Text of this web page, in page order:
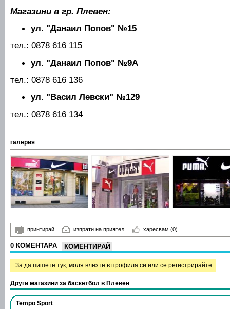
Магазини в гр. Плевен:
ул. "Данаил Попов" №15
тел.: 0878 616 115
ул. "Данаил Попов" №9А
тел.: 0878 616 136
ул. "Васил Левски" №129
тел.: 0878 616 134
галерия
принтирай изпрати на приятел харесвам (0)
0 КОМЕНТАРА КОМЕНТИРАЙ
За да пишете тук, моля влезте в профила си или се регистрирайте.
Други магазини за баскетбол в Плевен
Tempo Sport